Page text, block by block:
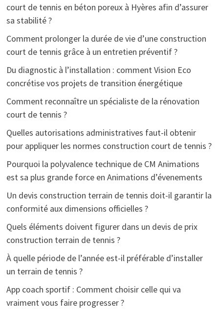
court de tennis en béton poreux à Hyères afin d’assurer
sa stabilité ?
Comment prolonger la durée de vie d’une construction
court de tennis grâce à un entretien préventif ?
Du diagnostic à l’installation : comment Vision Eco
concrétise vos projets de transition énergétique
Comment reconnaître un spécialiste de la rénovation
court de tennis ?
Quelles autorisations administratives faut-il obtenir
pour appliquer les normes construction court de tennis ?
Pourquoi la polyvalence technique de CM Animations
est sa plus grande force en Animations d’évenements
Un devis construction terrain de tennis doit-il garantir la
conformité aux dimensions officielles ?
Quels éléments doivent figurer dans un devis de prix
construction terrain de tennis ?
À quelle période de l’année est-il préférable d’installer
un terrain de tennis ?
App coach sportif : Comment choisir celle qui va
vraiment vous faire progresser ?